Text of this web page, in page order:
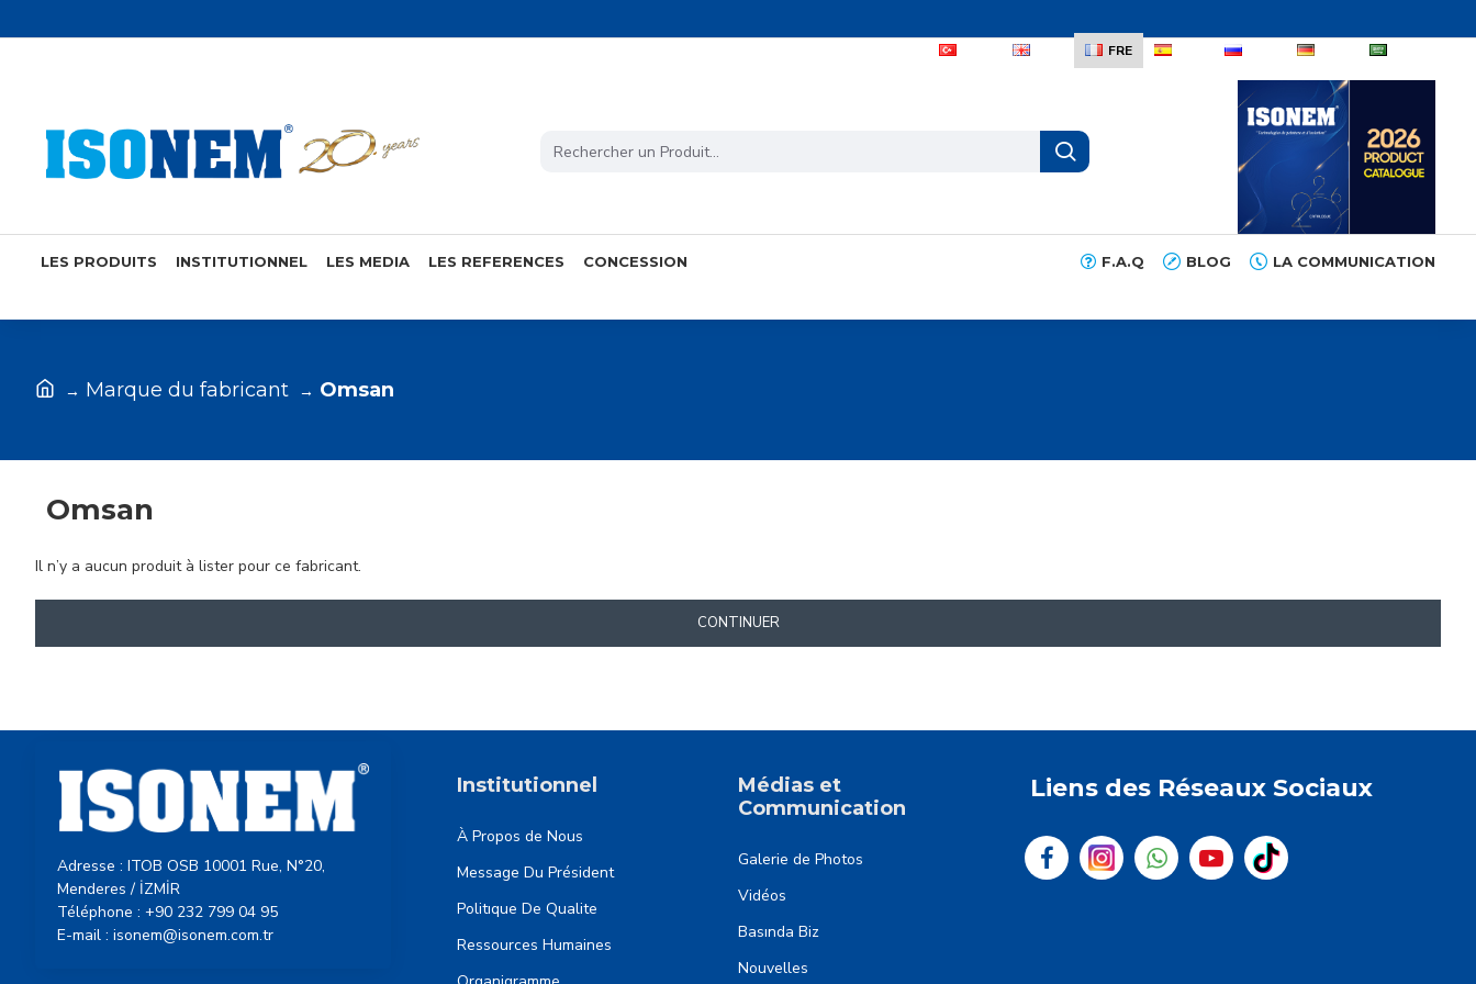
FRE
LES PRODUITS INSTITUTIONNEL LES MEDIA LES REFERENCES CONCESSION F.A.Q BLOG LA COMMUNICATION
Marque du fabricant Omsan
Omsan
Il n’y a aucun produit à lister pour ce fabricant.
CONTINUER
Adresse : ITOB OSB 10001 Rue, N°20,
Menderes / İZMİR
Téléphone : +90 232 799 04 95
E-mail : isonem@isonem.com.tr
Institutionnel
À Propos de Nous
Message Du Président
Politıque De Qualite
Ressources Humaines
Médias et
Communication
Galerie de Photos
Vidéos
Basında Biz
Nouvelles
Liens des Réseaux Sociaux